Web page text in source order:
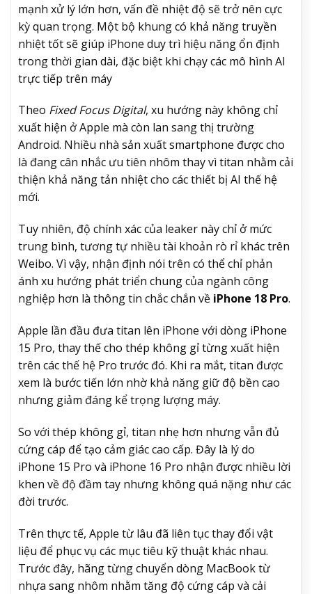
mạnh xử lý lớn hơn, vấn đề nhiệt độ sẽ trở nên cực
kỳ quan trọng. Một bộ khung có khả năng truyền
nhiệt tốt sẽ giúp iPhone duy trì hiệu năng ổn định
trong thời gian dài, đặc biệt khi chạy các mô hình AI
trực tiếp trên máy
Theo Fixed Focus Digital, xu hướng này không chỉ
xuất hiện ở Apple mà còn lan sang thị trường
Android. Nhiều nhà sản xuất smartphone được cho
là đang cân nhắc ưu tiên nhôm thay vì titan nhằm cải
thiện khả năng tản nhiệt cho các thiết bị AI thế hệ
mới.
Tuy nhiên, độ chính xác của leaker này chỉ ở mức
trung bình, tương tự nhiều tài khoản rò rỉ khác trên
Weibo. Vì vậy, nhận định nói trên có thể chỉ phản
ánh xu hướng phát triển chung của ngành công
nghiệp hơn là thông tin chắc chắn về iPhone 18 Pro.
Apple lần đầu đưa titan lên iPhone với dòng iPhone
15 Pro, thay thế cho thép không gỉ từng xuất hiện
trên các thế hệ Pro trước đó. Khi ra mắt, titan được
xem là bước tiến lớn nhờ khả năng giữ độ bền cao
nhưng giảm đáng kể trọng lượng máy.
So với thép không gỉ, titan nhẹ hơn nhưng vẫn đủ
cứng cáp để tạo cảm giác cao cấp. Đây là lý do
iPhone 15 Pro và iPhone 16 Pro nhận được nhiều lời
khen về độ đầm tay nhưng không quá nặng như các
đời trước.
Trên thực tế, Apple từ lâu đã liên tục thay đổi vật
liệu để phục vụ các mục tiêu kỹ thuật khác nhau.
Trước đây, hãng từng chuyển dòng MacBook từ
nhựa sang nhôm nhằm tăng độ cứng cáp và cải